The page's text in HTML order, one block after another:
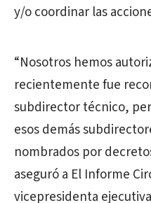
y/o coordinar las
“Nosotros hemos
recientemente fue
subdirector técnico,
esos demás
nombrados por
aseguró a El Informe
vicepresidenta